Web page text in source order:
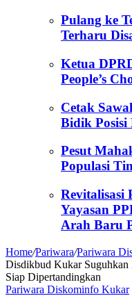
Pulang ke
Terharu
Ketua
People’s
Cetak
Bidik
Pesut
Populasi
Revitalisasi
Yayasan
Arah Baru
Home/Pariwara/Pariwara
Disdikbud Kukar Suguhkan
Siap Dipertandingkan
Pariwara Diskominfo Kukar